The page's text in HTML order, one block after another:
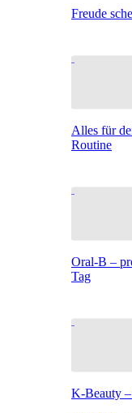
Freude
Alles für
Routine
Oral-B –
Tag
K-Beauty –